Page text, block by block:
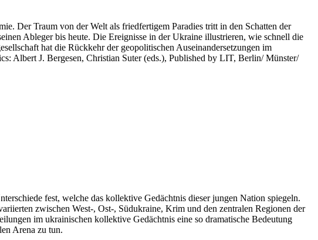
Der Traum von der Welt als friedfertigem Paradies tritt in den Schatten der
Ableger bis heute. Die Ereignisse in der Ukraine illustrieren, wie schnell die
hat die Rückkehr der geopolitischen Auseinandersetzungen im
Albert J. Bergesen, Christian Suter (eds.), Published by LIT, Berlin/ Münster/
fest, welche das kollektive Gedächtnis dieser jungen Nation spiegeln.
zwischen West-, Ost-, Südukraine, Krim und den zentralen Regionen der
im ukrainischen kollektive Gedächtnis eine so dramatische Bedeutung
Arena zu tun.